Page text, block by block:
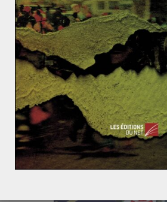
doute que ce mondial aura
trois dirigeants, au niveau
Si les événements liés à cette
sont restés très centrés sur
édition verra certainement son
déplacer vers le Moyen-Orient,
Qatar.Rendez-vous donc, en